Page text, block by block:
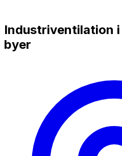
Industriventilation
byer